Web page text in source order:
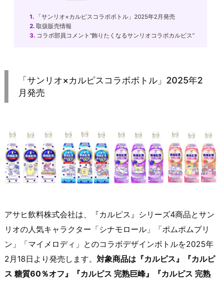
1. 「サンリオ×カルピスコラボボトル」2025年2月発売
2. 取扱販売情報
3. コラボ部員コメント”飾りたくなるサンリオコラボカルピス”
「サンリオ×カルピスコラボボトル」2025年2
月発売
アサヒ飲料株式会社は、『カルピス』シリーズ4商品とサン
リオの人気キャラクター「シナモロール」「ポムポムプリ
ン」「マイメロディ」とのコラボデザインボトルを2025年
2月18日より発売します。 対象商品は『カルピス』『カルピ
ス 糖質60％オフ』『カルピス 完熟巨峰』『カルピス 完熟